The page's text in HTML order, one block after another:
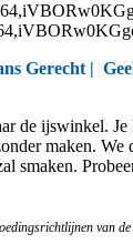
Gerecht |
de ijswinkel.
maken. We
smaken.
van